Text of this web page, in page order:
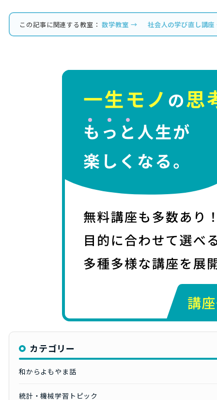
この記事に関連する教室：数学教室 → 社会人の学び直し講
カテゴリー
和からよもやま話
統計・機械学習トピック